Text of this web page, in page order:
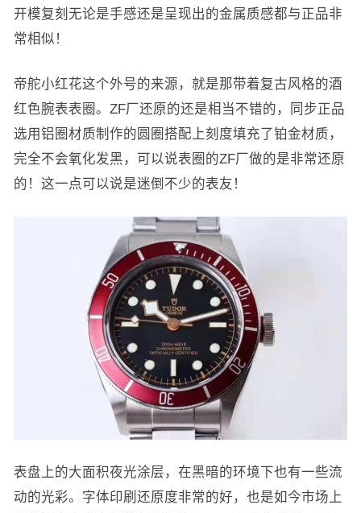
开模复刻无论是手感还是呈现出的金属质感都与正品非
常相似！
帝舵小红花这个外号的来源，就是那带着复古风格的酒
红色腕表表圈。ZF厂还原的还是相当不错的，同步正品
选用铝圈材质制作的圆圈搭配上刻度填充了铂金材质，
完全不会氧化发黑，可以说表圈的ZF厂做的是非常还原
的！这一点可以说是迷倒不少的表友！
表盘上的大面积夜光涂层，在黑暗的环境下也有一些流
动的光彩。字体印刷还原度非常的好，也是如今市场上